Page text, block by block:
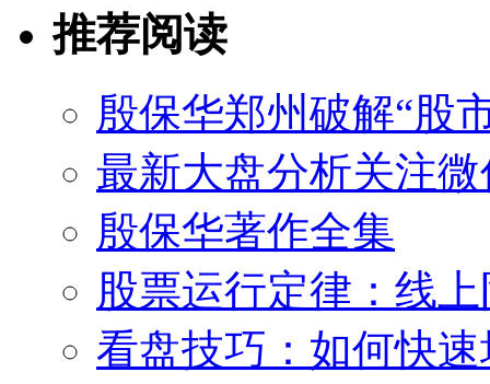
推荐阅读
殷保华郑州破解“股
最新大盘分析关注
殷保华著作全集
股票运行定律：线
看盘技巧：如何快